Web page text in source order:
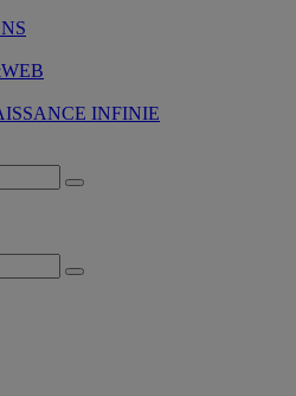
INFINIE